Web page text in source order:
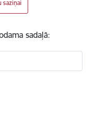
saziņai
sadaļā: